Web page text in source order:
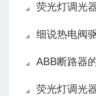
荧光灯调光
细说热电阀
ABB断路器
荧光灯调光